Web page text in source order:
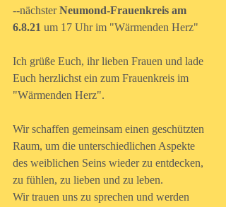
--nächster Neumond-Frauenkreis am
6.8.21 um 17 Uhr im "Wärmenden Herz"
Ich grüße Euch, ihr lieben Frauen und lade
Euch herzlichst ein zum Frauenkreis im
"Wärmenden Herz".
Wir schaffen gemeinsam einen geschützten
Raum, um die unterschiedlichen Aspekte
des weiblichen Seins wieder zu entdecken,
zu fühlen, zu lieben und zu leben.
Wir trauen uns zu sprechen und werden